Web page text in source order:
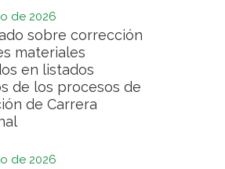
de 2026
sobre corrección
materiales
en listados
de los procesos de
de Carrera
de 2026